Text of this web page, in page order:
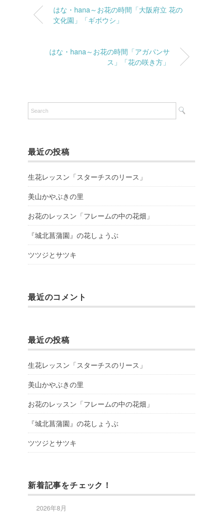
はな・hana～お花の時間「大阪府立 花の
文化園」「ギボウシ」
はな・hana～お花の時間「アガパンサ
ス」「花の咲き方」
最近の投稿
生花レッスン「スターチスのリース」
美山かやぶきの里
お花のレッスン「フレームの中の花畑」
『城北菖蒲園』の花しょうぶ
ツツジとサツキ
最近のコメント
最近の投稿
生花レッスン「スターチスのリース」
美山かやぶきの里
お花のレッスン「フレームの中の花畑」
『城北菖蒲園』の花しょうぶ
ツツジとサツキ
新着記事をチェック！
2026年8月